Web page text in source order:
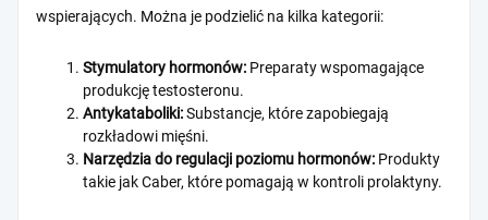
wspierających. Można je podzielić na kilka kategorii:
Stymulatory hormonów: Preparaty wspomagające
produkcję testosteronu.
Antykataboliki:Substancje, które zapobiegają
rozkładowi mięśni.
Narzędzia do regulacji poziomu hormonów: Produkty
takie jak Caber, które pomagają w kontroli prolaktyny.